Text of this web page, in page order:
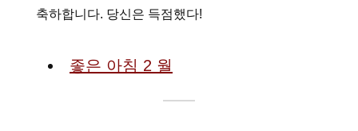
축하합니다. 당신은 득점했다!
좋은 아침 2 월